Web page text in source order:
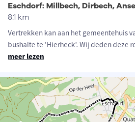
Eschdorf: Millbech, Dirbech,
8.1 km
Vertrekken kan aan het gemeentehuis
bushalte te 'Hierheck'. Wij deden deze
meer lezen